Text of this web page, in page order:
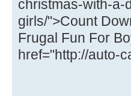
christmas-with-a-
girls/">Count
Frugal Fun For
href="http://auto-